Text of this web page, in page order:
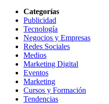
Categorías
Publicidad
Tecnología
Negocios y Empresas
Redes Sociales
Medios
Marketing Digital
Eventos
Marketing
Cursos y Formación
Tendencias